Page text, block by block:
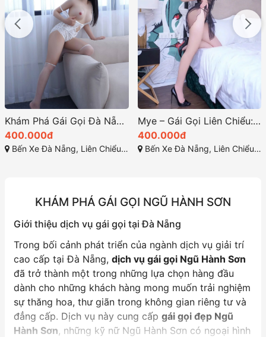
Khám Phá Gái Gọi Đà Nẵng: Hương Trà – Gái Gọi Bến Xe Teen Girl 2K Siêu Nóng Bỏng, Khuôn Mặt Thanh Tú, Vú Bím Non Tơ
400.000đ
Bến Xe Đà Nẵng, Liên Chiểu, TP Đà Nẵng
Mye – Gái Gọi Liên Chiểu: Hàng Ngon Bến Xe Đà Nẵng, Đặc Sản Hàng Non Tơ, Duyên Dáng Tình Cảm, Ngọt Ngào Dễ Thương, Phục Vụ Nhiệt Tình
400.000đ
Bến Xe Đà Nẵng, Liên Chiểu, TP Đà Nẵng
KHÁM PHÁ GÁI GỌI NGŨ HÀNH SƠN
Giới thiệu dịch vụ gái gọi tại Đà Nẵng
Trong bối cảnh phát triển của ngành dịch vụ giải trí
cao cấp tại Đà Nẵng, dịch vụ gái gọi Ngũ Hành Sơn
đã trở thành một trong những lựa chọn hàng đầu
dành cho những khách hàng mong muốn trải nghiệm
sự thăng hoa, thư giãn trong không gian riêng tư và
đẳng cấp. Dịch vụ này cung cấp gái gọi đẹp Ngũ
Hành Sơn, những kỹ nữ Ngũ Hành Sơn có ngoại hình